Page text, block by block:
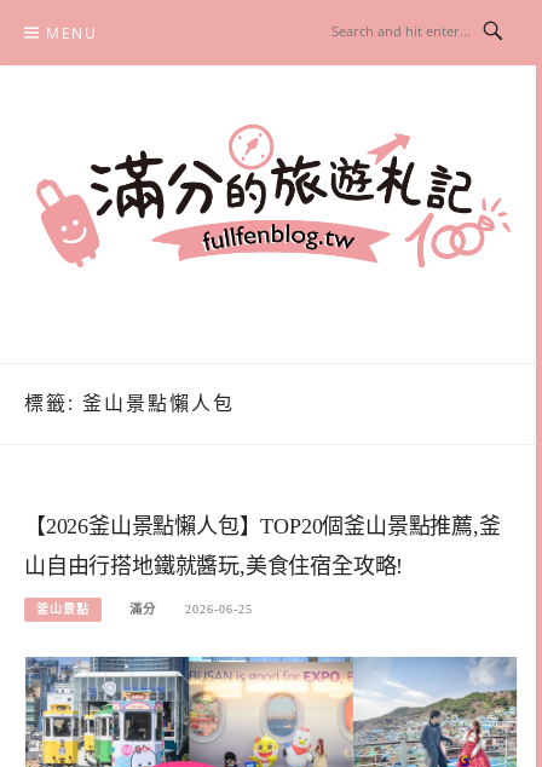
content
MENU
標籤: 釜山景點懶人包
【2026釜山景點懶人包】TOP20個釜山景點推薦,釜
山自由行搭地鐵就醬玩,美食住宿全攻略!
釜山景點 滿分 2026-06-25